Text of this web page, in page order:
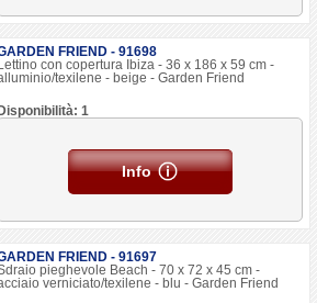
FRIEND - 91698
Lettino con copertura Ibiza - 36 x 186 x 59 cm -
texilene - beige - Garden Friend
Disponibilità: 1
Info
FRIEND - 91697
pieghevole Beach - 70 x 72 x 45 cm -
verniciato/texilene - blu - Garden Friend